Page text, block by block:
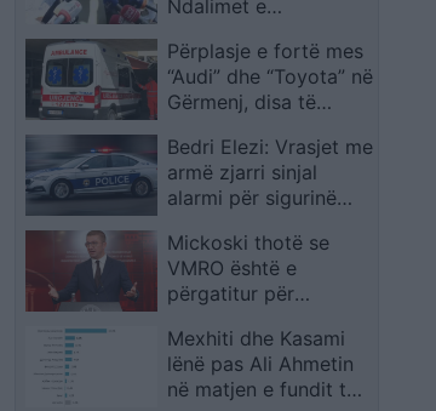
Ndalimet e
korrikut ishin të
kundërligjshme, për
dy u kërkua burg
Përplasje e fortë mes
“Audi” dhe “Toyota” në
Gërmenj, disa të
Divjakë-Tre Urat
Bedri Elezi: Vrasjet me
armë zjarri sinjal
alarmi për sigurinë
drejtësi në Kosovë
Mickoski thotë se
VMRO është e
përgatitur për
moment
Mexhiti dhe Kasami
lënë pas Ali Ahmetin
në matjen e fundit të